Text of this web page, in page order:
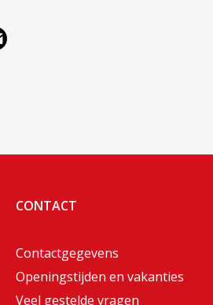
CONTACT
Contactgegevens
Openingstijden en vakanties
Veel gestelde vragen